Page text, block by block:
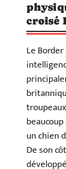
croisé
Le
un chien
De son